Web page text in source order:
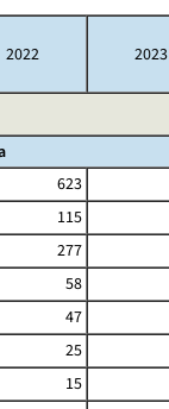
2022 2023
623
115
277
58
47
25
15